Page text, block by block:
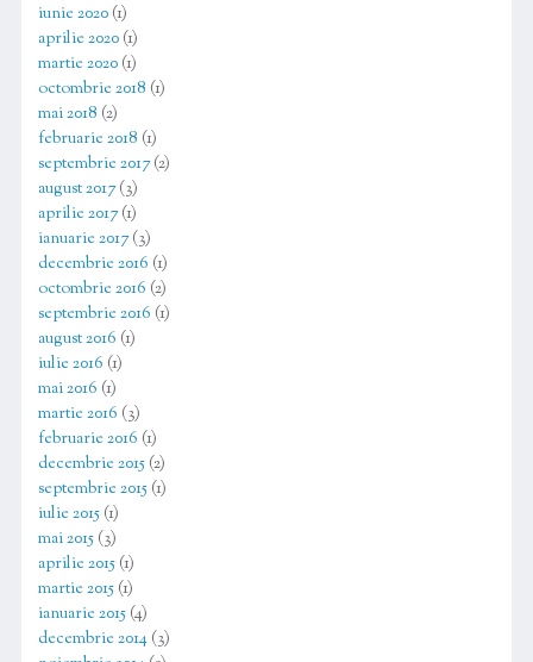
iunie 2020(1)
aprilie 2020(1)
martie 2020(1)
octombrie 2018 (1)
mai 2018 (2)
februarie 2018 (1)
septembrie 2017(2)
august 2017(3)
aprilie 2017(1)
ianuarie 2017(3)
decembrie 2016 (1)
octombrie 2016 (2)
septembrie 2016 (1)
august 2016 (1)
iulie 2016 (1)
mai 2016 (1)
martie 2016 (3)
februarie 2016 (1)
decembrie 2015(2)
septembrie 2015(1)
iulie 2015(1)
mai 2015(3)
aprilie 2015(1)
martie 2015(1)
ianuarie 2015(4)
decembrie 2014(3)